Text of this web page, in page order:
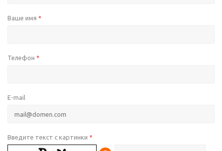
Ваше имя *
Телефон *
E-mail
Введите текст с картинки *